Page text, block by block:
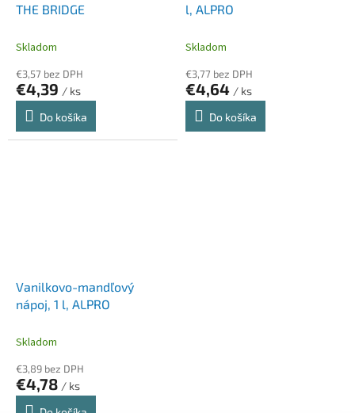
THE BRIDGE
Skladom
€3,57 bez DPH
€4,39 / ks
Do košíka
l, ALPRO
Skladom
€3,77 bez DPH
€4,64 / ks
Do košíka
Vanilkovo-mandľový
nápoj, 1 l, ALPRO
Skladom
€3,89 bez DPH
€4,78 / ks